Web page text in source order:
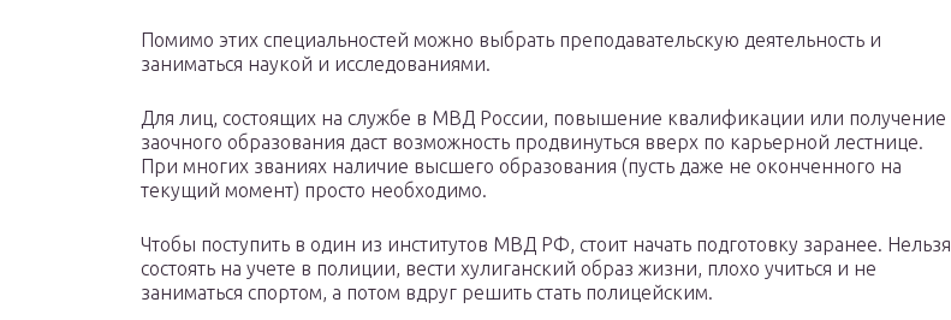
Помимо этих специальностей можно выбрать преподавательскую деятельность и
заниматься наукой и исследованиями.
Для лиц, состоящих на службе в МВД России, повышение квалификации или получение
заочного образования даст возможность продвинуться вверх по карьерной лестнице.
При многих званиях наличие высшего образования (пусть даже не оконченного на
текущий момент) просто необходимо.
Чтобы поступить в один из институтов МВД РФ, стоит начать подготовку заранее. Нельзя
состоять на учете в полиции, вести хулиганский образ жизни, плохо учиться и не
заниматься спортом, а потом вдруг решить стать полицейским.